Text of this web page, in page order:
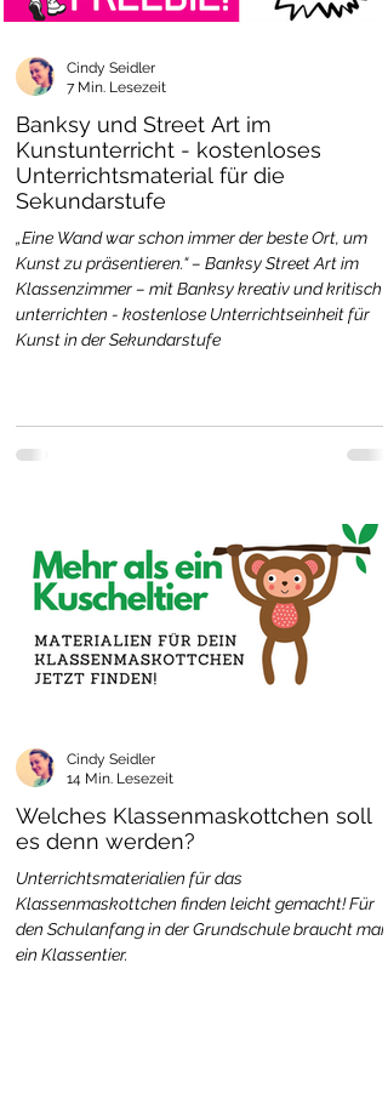
Banksy und Street Art im
Kunstunterricht - kostenloses
Unterrichtsmaterial für die
Sekundarstufe
„Eine Wand war schon immer der beste Ort, um
Kunst zu präsentieren.“ – Banksy Street Art im
Klassenzimmer – mit Banksy kreativ und kritisch
unterrichten - kostenlose Unterrichtseinheit für
Kunst in der Sekundarstufe
Cindy Seidler
7 Min. Lesezeit
Welches Klassenmaskottchen soll
es denn werden?
Unterrichtsmaterialien für das
Klassenmaskottchen finden leicht gemacht! Für
den Schulanfang in der Grundschule braucht man
ein Klassentier.
Cindy Seidler
14 Min. Lesezeit